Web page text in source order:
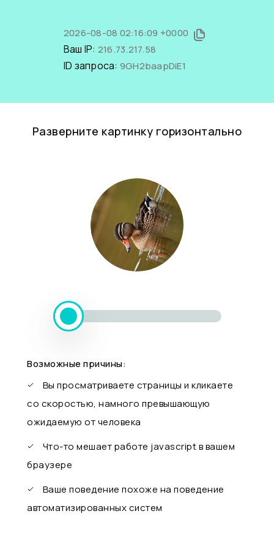
2026-08-08 02:16:09 +0000
Ваш IP: 216.73.217.58
ID запроса: 9GH2baapDiE1
Разверните картинку горизонтально
Возможные причины:
Вы просматриваете страницы и кликаете
со скоростью, намного превышающую
ожидаемую от человека
Что-то мешает работе javascript в вашем
браузере
Ваше поведение похоже на поведение
автоматизированных систем